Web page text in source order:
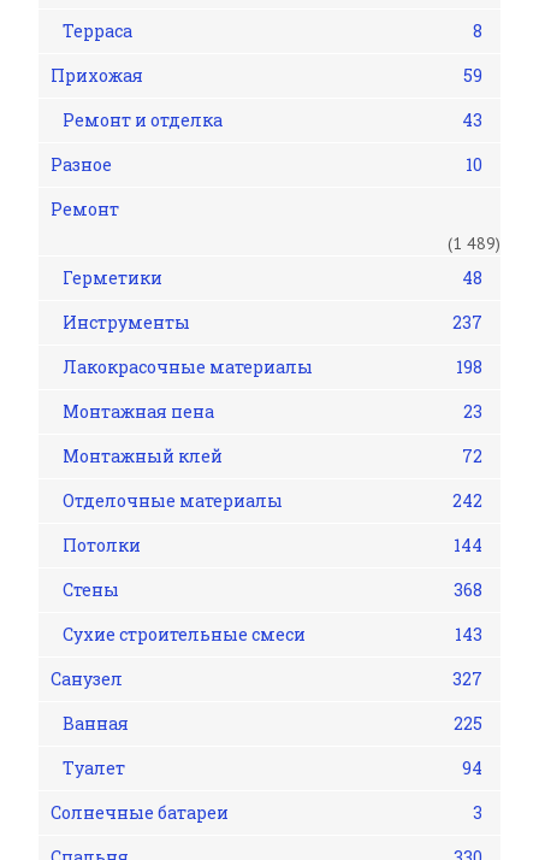
Терраса
8
Прихожая
59
Ремонт и отделка
43
Разное
10
Ремонт
(1 489)
Герметики
48
Инструменты
237
Лакокрасочные материалы
198
Монтажная пена
23
Монтажный клей
72
Отделочные материалы
242
Потолки
144
Стены
368
Сухие строительные смеси
143
Санузел
327
Ванная
225
Туалет
94
Солнечные батареи
3